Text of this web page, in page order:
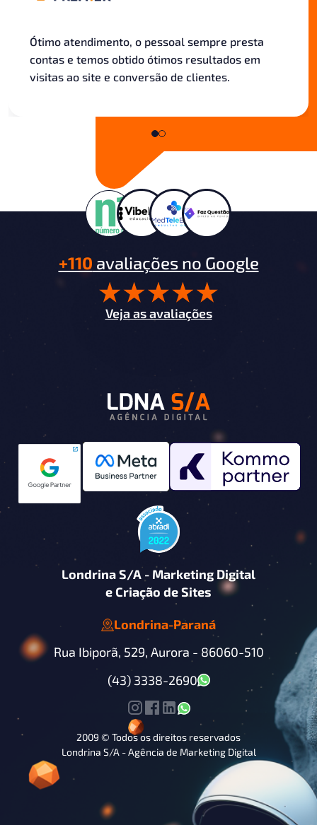
Ótimo atendimento, o pessoal sempre presta
contas e temos obtido ótimos resultados em
visitas ao site e conversão de clientes.
+110 avaliações no Google
Veja as avaliações
Londrina S/A - Marketing Digital
e Criação de Sites
Londrina-Paraná
Rua Ibiporã, 529, Aurora - 86060-510
(43) 3338-2690
2009 © Todos os direitos reservados
Londrina S/A - Agência de Marketing Digital